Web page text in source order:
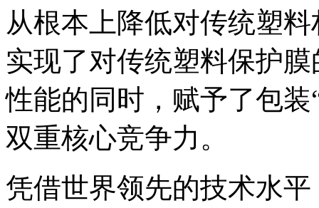
从根本上降低对传统塑
实现了对传统塑料保护
性能的同时，赋予了包装
双重核心竞争力。
凭借世界领先的技术水